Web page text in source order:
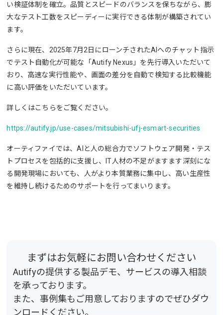
い検証体制を確立。品質とスピードのバランスを保ちながら、膨
大なテスト工数をスピーディーに実行できる体制が構築されてい
ます。
さらに現在、2025年7月2日にローンチされたAIへのチャット指示
でテスト自動化が可能な「Autify Nexus」を先行導入いただいて
おり、高速な実行性能や、画面の差分を自動で検知する比較機能
に高い評価をいただいています。
詳しくはこちらをご覧ください。
https://autify.jp/use-cases/mitsubishi-ufj-esmart-securities
オーティファイでは、AIと人の総合力でソフトウェア開発・テス
トプロセスを包括的に支援し、IT人材の不足がますます深刻にな
る開発現場においても、人がより本質業務に集中し、高い生産性
を維持し続けるためのサポートを行ってまいります。
まずはお気軽にお問い合わせください
Autifyの提供する製品デモ、サービスの導入相談
を承っております。
また、事例集もご用意しておりますのでぜひダウ
ンロードください。